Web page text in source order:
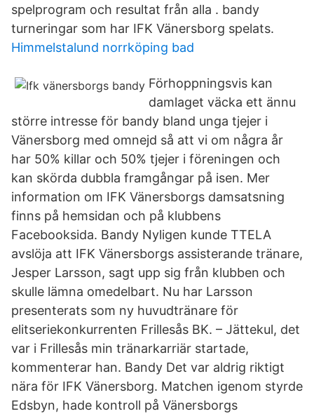
spelprogram och resultat från alla . bandy
turneringar som har IFK Vänersborg spelats.
Himmelstalund norrköping bad
Förhoppningsvis kan
damlaget väcka ett ännu
större intresse för bandy bland unga tjejer i
Vänersborg med omnejd så att vi om några år
har 50% killar och 50% tjejer i föreningen och
kan skörda dubbla framgångar på isen. Mer
information om IFK Vänersborgs damsatsning
finns på hemsidan och på klubbens
Facebooksida. Bandy Nyligen kunde TTELA
avslöja att IFK Vänersborgs assisterande tränare,
Jesper Larsson, sagt upp sig från klubben och
skulle lämna omedelbart. Nu har Larsson
presenterats som ny huvudtränare för
elitseriekonkurrenten Frillesås BK. – Jättekul, det
var i Frillesås min tränarkarriär startade,
kommenterar han. Bandy Det var aldrig riktigt
nära för IFK Vänersborg. Matchen igenom styrde
Edsbyn, hade kontroll på Vänersborgs